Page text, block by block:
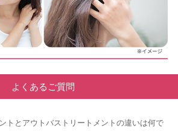
よくあるご質問
トとアウトバストリートメントの違いは何で